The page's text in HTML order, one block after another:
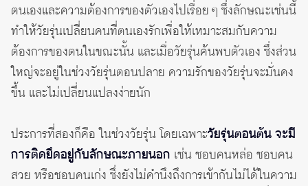
ตนเองและความต้องการของตัวเองไปเรื่อย ๆ ซึ่งลักษณะเช่นนี้
ทำให้วัยรุ่นเปลี่ยนคนที่ตนเองรักเพื่อให้เหมาะสมกับความ
ต้องการของตนในขณะนั้น และเมื่อวัยรุ่นค้นพบตัวเอง ซึ่งส่วน
ใหญ่จะอยู่ในช่วงวัยรุ่นตอนปลาย ความรักของวัยรุ่นจะมั่นคง
ขึ้น และไม่เปลี่ยนแปลงง่ายนัก
ประการที่สองก็คือ ในช่วงวัยรุ่น โดยเฉพาะวัยรุ่นตอนต้น จะมี
การติดยึดอยู่กับลักษณะภายนอก เช่น ชอบคนหล่อ ชอบคน
สวย หรือชอบคนเก่ง ซึ่งยังไม่คำนึงถึงการเข้ากันไม่ได้ในความ